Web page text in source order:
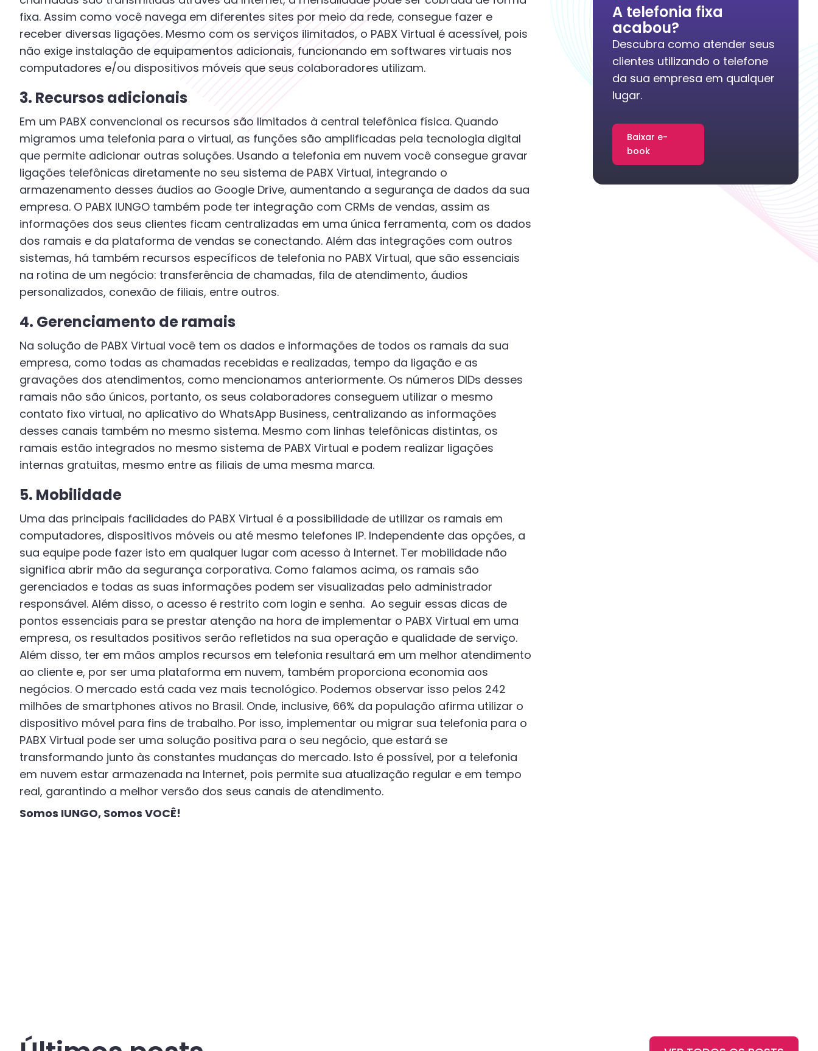
fixa. Assim como você navega em diferentes sites por meio da rede, consegue fazer e
receber diversas ligações. Mesmo com os serviços ilimitados, o PABX Virtual é acessível, pois
não exige instalação de equipamentos adicionais, funcionando em softwares virtuais nos
computadores e/ou dispositivos móveis que seus colaboradores utilizam.
3. Recursos adicionais
Em um PABX convencional os recursos são limitados à central telefônica física. Quando
migramos uma telefonia para o virtual, as funções são amplificadas pela tecnologia digital
que permite adicionar outras soluções. Usando a telefonia em nuvem você consegue gravar
ligações telefônicas diretamente no seu sistema de PABX Virtual, integrando o
armazenamento desses áudios ao Google Drive, aumentando a segurança de dados da sua
empresa. O PABX IUNGO também pode ter integração com CRMs de vendas, assim as
informações dos seus clientes ficam centralizadas em uma única ferramenta, com os dados
dos ramais e da plataforma de vendas se conectando. Além das integrações com outros
sistemas, há também recursos específicos de telefonia no PABX Virtual, que são essenciais
na rotina de um negócio: transferência de chamadas, fila de atendimento, áudios
personalizados, conexão de filiais, entre outros.
4. Gerenciamento de ramais
Na solução de PABX Virtual você tem os dados e informações de todos os ramais da sua
empresa, como todas as chamadas recebidas e realizadas, tempo da ligação e as
gravações dos atendimentos, como mencionamos anteriormente. Os números DIDs desses
ramais não são únicos, portanto, os seus colaboradores conseguem utilizar o mesmo
contato fixo virtual, no aplicativo do WhatsApp Business, centralizando as informações
desses canais também no mesmo sistema. Mesmo com linhas telefônicas distintas, os
ramais estão integrados no mesmo sistema de PABX Virtual e podem realizar ligações
internas gratuitas, mesmo entre as filiais de uma mesma marca.
5. Mobilidade
Uma das principais facilidades do PABX Virtual é a possibilidade de utilizar os ramais em
computadores, dispositivos móveis ou até mesmo telefones IP. Independente das opções, a
sua equipe pode fazer isto em qualquer lugar com acesso à Internet. Ter mobilidade não
significa abrir mão da segurança corporativa. Como falamos acima, os ramais são
gerenciados e todas as suas informações podem ser visualizadas pelo administrador
responsável. Além disso, o acesso é restrito com login e senha. Ao seguir essas dicas de
pontos essenciais para se prestar atenção na hora de implementar o PABX Virtual em uma
empresa, os resultados positivos serão refletidos na sua operação e qualidade de serviço.
Além disso, ter em mãos amplos recursos em telefonia resultará em um melhor atendimento
ao cliente e, por ser uma plataforma em nuvem, também proporciona economia aos
negócios. O mercado está cada vez mais tecnológico. Podemos observar isso pelos 242
milhões de smartphones ativos no Brasil. Onde, inclusive, 66% da população afirma utilizar o
dispositivo móvel para fins de trabalho. Por isso, implementar ou migrar sua telefonia para o
PABX Virtual pode ser uma solução positiva para o seu negócio, que estará se
transformando junto às constantes mudanças do mercado. Isto é possível, por a telefonia
em nuvem estar armazenada na Internet, pois permite sua atualização regular e em tempo
real, garantindo a melhor versão dos seus canais de atendimento.
Somos IUNGO, Somos VOCÊ!
A telefonia fixa
acabou?
Descubra como atender seus
clientes utilizando o telefone
da sua empresa em qualquer
lugar.
Baixar e-
book